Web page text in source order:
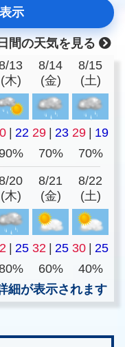
示
間の天気を見る
13
(木)
8/14
(金)
8/15
(土)
| 22 29 | 23 29 | 19
70% 70%
20
(木)
8/21
(金)
8/22
(土)
| 25 32 | 25 30 | 25
60%
40%
細が表示されます